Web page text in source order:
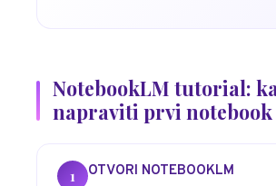
NotebookLM tutorial:
napraviti prvi notebook
1 OTVORI NOTEBOOKLM